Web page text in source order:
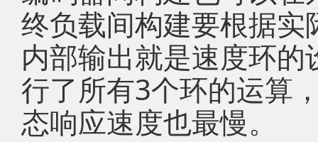
终负载间构建要根据
内部输出就是速度环
行了所有3个环的运算
态响应速度也最慢。